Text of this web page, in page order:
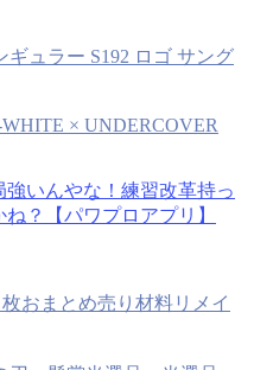
ュラー S192 ロゴ サング
× UNDERCOVER
強いんやな！練習改革持っ
？【パワプロアプリ】
おまとめ売り材料リメイ